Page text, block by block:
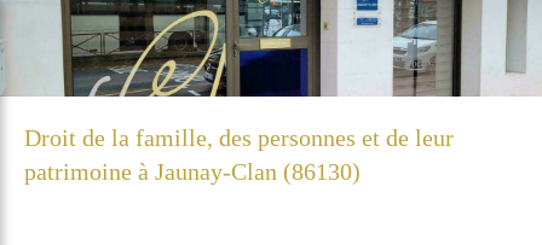
Droit de la famille, des personnes et de leur
patrimoine à Jaunay-Clan (86130)